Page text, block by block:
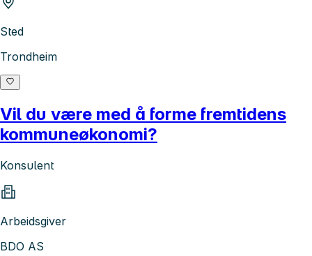
Sted
Trondheim
Vil du være med å forme fremtidens
kommuneøkonomi?
Konsulent
Arbeidsgiver
BDO AS